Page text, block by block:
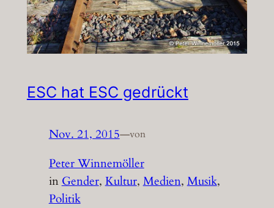
ESC hat ESC gedrückt
Nov. 21, 2015—von
Peter Winnemöller
in Gender, Kultur, Medien, Musik
Politik